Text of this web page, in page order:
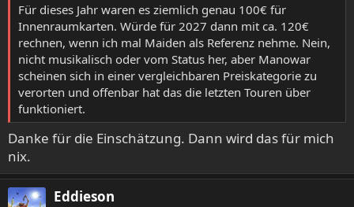
Für dieses Jahr waren es ziemlich genau 100€ für
Innenraumkarten. Würde für 2027 dann mit ca. 120€
rechnen, wenn ich mal Maiden als Referenz nehme. Nein,
nicht musikalisch oder vom Status her, aber Manowar
scheinen sich in einer vergleichbaren Preiskategorie zu
verorten und offenbar hat das die letzten Touren über
funktioniert.
Danke für die Einschätzung. Dann wird das für mich
nix.
Eddieson